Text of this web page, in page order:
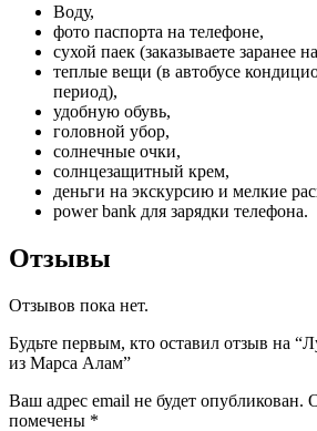
Воду,
фото паспорта на телефоне,
сухой паек (заказываете заранее
теплые вещи (в автобусе
период),
удобную обувь,
головной убор,
солнечные очки,
солнцезащитный крем,
деньги на экскурсию и мелкие
power bank для зарядки телефона.
Отзывы
Отзывов пока нет.
Будьте первым, кто оставил отзыв на
из Марса Алам”
Ваш адрес email не будет опубликован.
помечены *